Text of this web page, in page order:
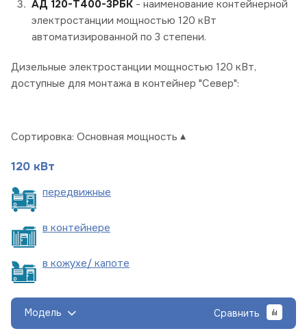
АД 120-Т400-3РБК - наименование контейнерной
электростанции мощностью 120 кВт
автоматизированной по 3 степени.
Дизельные электростанции мощностью 120 кВт,
доступные для монтажа в контейнер "Север":
Сортировка: Основная мощность
120 кВт
передвижные
в контейнере
в кожухе/ капоте
Модель Сравнить